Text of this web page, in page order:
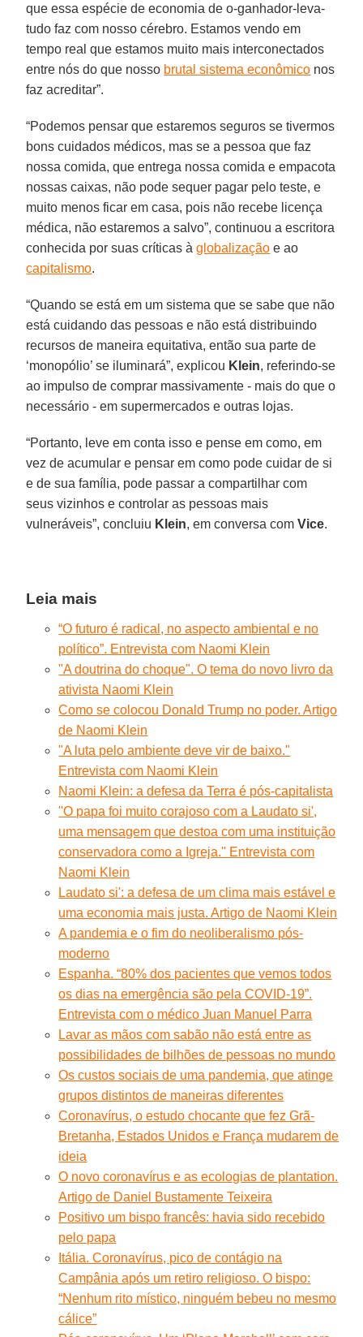
que essa espécie de economia de o-ganhador-leva-
tudo faz com nosso cérebro. Estamos vendo em
tempo real que estamos muito mais interconectados
entre nós do que nosso brutal sistema econômico nos
faz acreditar”.
“Podemos pensar que estaremos seguros se tivermos
bons cuidados médicos, mas se a pessoa que faz
nossa comida, que entrega nossa comida e empacota
nossas caixas, não pode sequer pagar pelo teste, e
muito menos ficar em casa, pois não recebe licença
médica, não estaremos a salvo”, continuou a escritora
conhecida por suas críticas àglobalização e ao
capitalismo.
“Quando se está em um sistema que se sabe que não
está cuidando das pessoas e não está distribuindo
recursos de maneira equitativa, então sua parte de
‘monopólio’ se iluminará”, explicou Klein, referindo-se
ao impulso de comprar massivamente - mais do que o
necessário - em supermercados e outras lojas.
“Portanto, leve em conta isso e pense em como, em
vez de acumular e pensar em como pode cuidar de si
e de sua família, pode passar a compartilhar com
seus vizinhos e controlar as pessoas mais
vulneráveis”, concluiu Klein, em conversa comVice.
Leia mais
“O futuro é radical, no aspecto ambiental e no
político”. Entrevista com Naomi Klein
"A doutrina do choque". O tema do novo livro da
ativista Naomi Klein
Como se colocou Donald Trump no poder. Artigo
de Naomi Klein
"A luta pelo ambiente deve vir de baixo."
Entrevista com Naomi Klein
Naomi Klein: a defesa da Terra é pós-capitalista
''O papa foi muito corajoso com a Laudato si',
uma mensagem que destoa com uma instituição
conservadora como a Igreja.'' Entrevista com
Naomi Klein
Laudato si': a defesa de um clima mais estável e
uma economia mais justa. Artigo de Naomi Klein
A pandemia e o fim do neoliberalismo pós-
moderno
Espanha. “80% dos pacientes que vemos todos
os dias na emergência são pela COVID-19”.
Entrevista com o médico Juan Manuel Parra
Lavar as mãos com sabão não está entre as
possibilidades de bilhões de pessoas no mundo
Os custos sociais de uma pandemia, que atinge
grupos distintos de maneiras diferentes
Coronavírus, o estudo chocante que fez Grã-
Bretanha, Estados Unidos e França mudarem de
ideia
O novo coronavírus e as ecologias de plantation.
Artigo de Daniel Bustamente Teixeira
Positivo um bispo francês: havia sido recebido
pelo papa
Itália. Coronavírus, pico de contágio na
Campânia após um retiro religioso. O bispo:
“Nenhum rito místico, ninguém bebeu no mesmo
cálice”